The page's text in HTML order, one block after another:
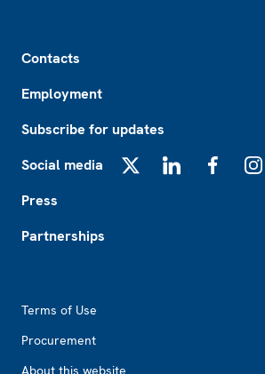
Contacts
Employment
Subscribe for updates
Social media
Press
Partnerships
Terms of Use
Procurement
About this website